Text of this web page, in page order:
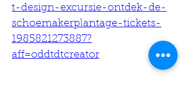
t-design-excursie-ontdek-de-
schoemakerplantage-tickets-
1985821273887?
aff=oddtdtcreator